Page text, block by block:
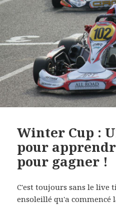
Winter Cup :
pour
pour gagner !
C'est toujours sans le live
ensoleillé qu'a commencé